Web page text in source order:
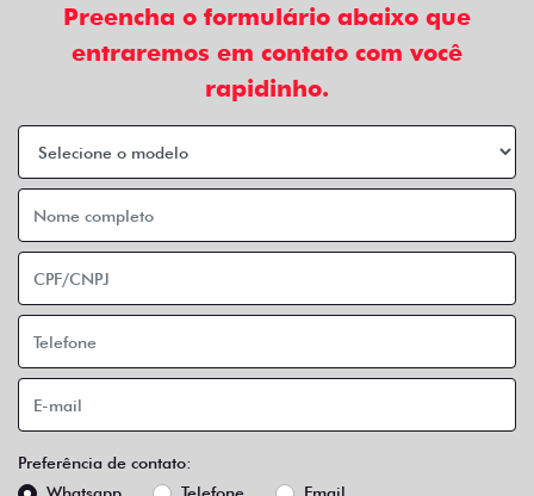
Preencha o formulário abaixo que
entraremos em contato com você
rapidinho.
Preferência de contato: